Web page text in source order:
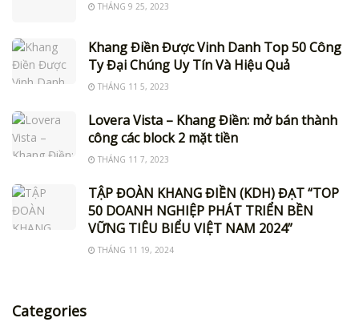
THÁNG 9 25, 2023
Khang Điền Được Vinh Danh Top 50 Công
Ty Đại Chúng Uy Tín Và Hiệu Quả
THÁNG 11 5, 2023
Lovera Vista – Khang Điền: mở bán thành
công các block 2 mặt tiền
THÁNG 11 7, 2023
TẬP ĐOÀN KHANG ĐIỀN (KDH) ĐẠT “TOP
50 DOANH NGHIỆP PHÁT TRIỂN BỀN
VỮNG TIÊU BIỂU VIỆT NAM 2024”
THÁNG 11 19, 2024
Categories